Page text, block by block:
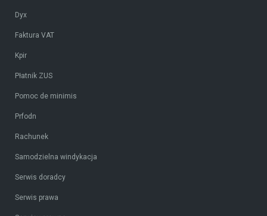
Dyx
Faktura VAT
Kpir
Płatnik ZUS
Pomoc de minimis
Prfodn
Rachunek
Samodzielna windykacja
Serwis doradcy
Serwis prawa